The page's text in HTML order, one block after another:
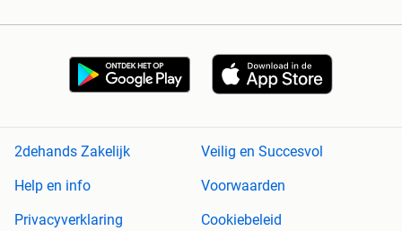
2dehands Zakelijk
Veilig en Succesvol
Help en info
Voorwaarden
Privacyverklaring
Cookiebeleid